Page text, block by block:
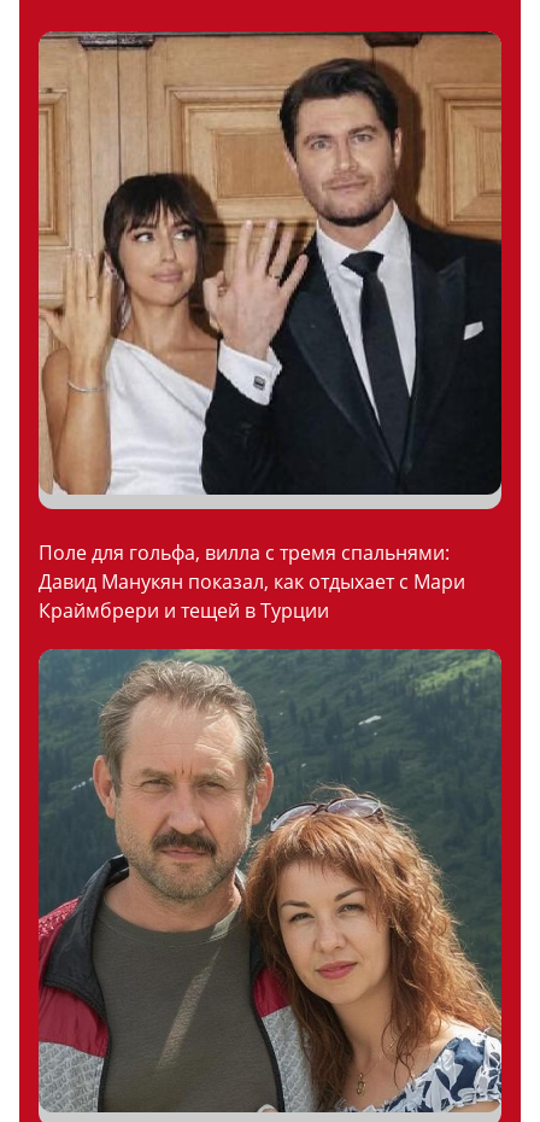
Поле для гольфа, вилла с тремя спальнями:
Давид Манукян показал, как отдыхает с Мари
Краймбрери и тещей в Турции